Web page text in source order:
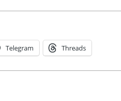
Telegram Threads